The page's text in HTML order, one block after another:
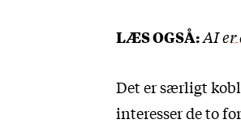
LÆS OGSÅ:AI er
Det er særligt
interesser de to